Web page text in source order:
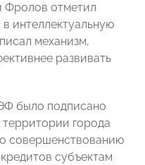
Фролов отметил
интеллектуальную
механизм,
развивать
было подписано
города
совершенствованию
субъектам